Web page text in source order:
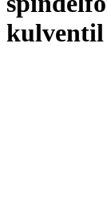
kulventil